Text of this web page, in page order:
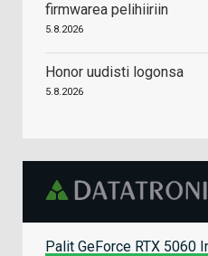
firmwarea pelihiiriin
5.8.2026
Honor uudisti logonsa
5.8.2026
Palit GeForce RTX 5060